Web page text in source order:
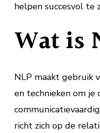
helpen succesvol te
Wat is
NLP maakt gebruik
en technieken om je
richt zich op de